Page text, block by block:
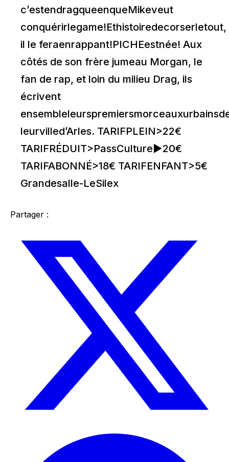
c’estendragqueenqueMikeveut
conquérirlegame!Ethistoiredecorserletout,
il le feraenrappant!PICHEestnée! Aux
côtés de son frère jumeau Morgan, le
fan de rap, et loin du milieu Drag, ils
écrivent
leurvilled’Arles. TARIFPLEIN>22€
TARIFRÉDUIT>PassCulture►20€
TARIFABONNÉ>18€ TARIFENFANT>5€
Grandesalle-LeSilex
Partager :